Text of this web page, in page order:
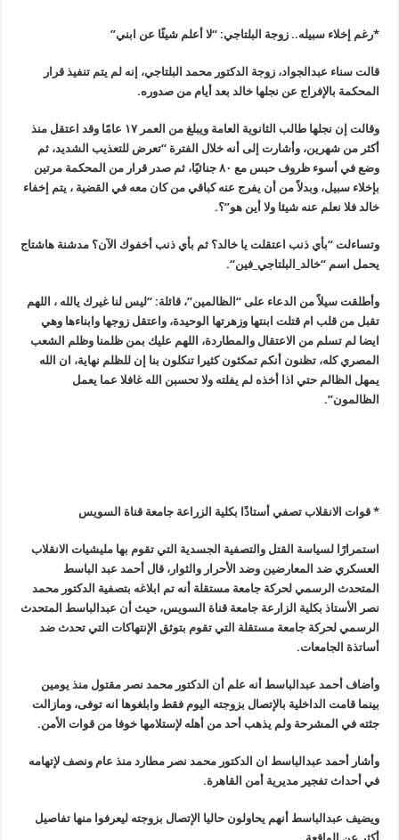
*رغم إخلاء سبيله.. زوجة البلتاجي: “لا أعلم شيئًا عن ابني”
قالت سناء عبدالجواد، زوجة الدكتور محمد البلتاجي، إنه لم يتم تنفيذ قرار
المحكمة بالإفراج عن نجلها خالد بعد أيام من صدوره.
وقالت إن نجلها طالب الثانوية العامة ويبلغ من العمر ١٧ عامًا وقد اعتقل منذ
أكثر من شهرين، وأشارت إلى أنه خلال الفترة “تعرض للتعذيب الشديد، ثم
وضع في أسوء ظروف حبس مع ٨٠ جنائيًا، ثم صدر قرار من المحكمة مرتين
بإخلاء سبيل، وبدلاً من أن يفرج عنه كباقي من كان معه في القضية ، يتم إخفاء
خالد فلا نعلم عنه شيئا ولا أين هو”؟.
وتساءلت “بأي ذنب اعتقلت يا خالد؟ ثم بأي ذنب أخفوك الآن؟ مدشنة هاشتاج
يحمل اسم “‏خالد_البلتاجي_فين“.
وأطلقت سيلاً من الدعاء على “الظالمين”، قائلة: “ليس لنا غيرك يالله ، اللهم
تقبل من قلب ام قتلت ابنتها وزهرتها الوحيدة، واعتقل زوجها وابناءها وهي
ايضا لم تسلم من الاعتقال والمطاردة، اللهم عليك بمن ظلمنا وظلم الشعب
المصري كله، تظنون أنكم تمكثون كثيرا تنكلون بنا إن للظلم نهاية، ان الله
يمهل الظالم حتي اذا أخذه لم يفلته ولا تحسبن الله غافلا عما يعمل
الظالمون”.
* قوات الانقلاب تصفي أستاذًا بكلية الزراعة جامعة قناة السويس
استمرارًا لسياسة القتل والتصفية الجسدية التي تقوم بها مليشيات الانقلاب
العسكري ضد المعارضين وضد الأحرار والثوار، قال أحمد عبد الباسط
المتحدث الرسمي لحركة جامعة مستقلة أنه تم ابلاغه بتصفية الدكتور محمد
نصر الأستاذ بكلية الزارعة جامعة قناة السويس، حيث أن عبدالباسط المتحدث
الرسمي لحركة جامعة مستقلة التي تقوم بتوثق الإنتهاكات التي تحدث ضد
أساتذة الجامعات.
وأضاف أحمد عبدالباسط أنه علم أن الدكتور محمد نصر مقتول منذ يومين
بينما قامت الداخلية بالإتصال بزوجته اليوم فقط وابلغوها انه توفى، ومازالت
جثته في المشرحة ولم يذهب أحد من أهله لإستلامها خوفا من قوات الأمن.
وأشار أحمد عبدالباسط ان الدكتور محمد نصر مطارد منذ عام ونصف لإتهامه
في أحداث تفجير مديرية أمن القاهرة.
ويضيف عبدالباسط أنهم يحاولون حاليا الإتصال بزوجته ليعرفوا منها تفاصيل